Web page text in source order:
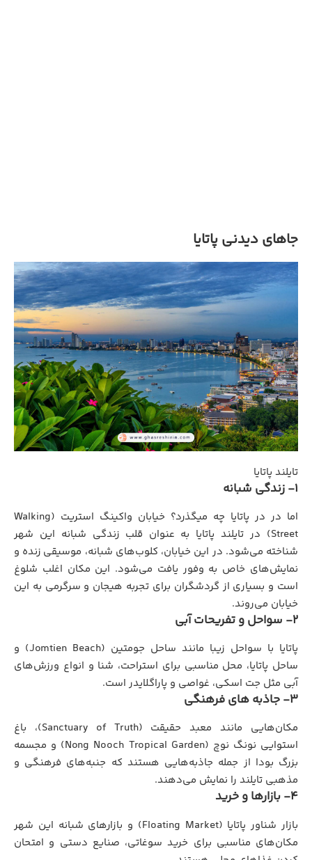
جاهای دیدنی پاتایا
تایلند پاتایا
1- زندگی شبانه
اما در در پاتایا چه میگذرد؟ خیابان واکینگ استریت (Walking
Street) در تایلند پاتایا به‌ عنوان قلب زندگی شبانه این شهر
شناخته می‌شود. در این خیابان، کلوب‌های شبانه، موسیقی زنده و
نمایش‌های خاص به وفور یافت می‌شود. این مکان اغلب شلوغ
است و بسیاری از گردشگران برای تجربه هیجان و سرگرمی به این
خیابان می‌روند.
2- سواحل و تفریحات آبی
پاتایا با سواحل زیبا مانند ساحل جومتین (Jomtien Beach) و
ساحل پاتایا، محل مناسبی برای استراحت، شنا و انواع ورزش‌های
آبی مثل جت اسکی، غواصی و پاراگلایدر است.
3- جاذبه‌ های فرهنگی
مکان‌هایی مانند معبد حقیقت (Sanctuary of Truth)، باغ
استوایی نونگ نوچ (Nong Nooch Tropical Garden) و مجسمه
بزرگ بودا از جمله جاذبه‌هایی هستند که جنبه‌های فرهنگی و
مذهبی تایلند را نمایش می‌دهند.
4- بازارها و خرید
بازار شناور پاتایا (Floating Market) و بازارهای شبانه این شهر
مکان‌های مناسبی برای خرید سوغاتی، صنایع دستی و امتحان